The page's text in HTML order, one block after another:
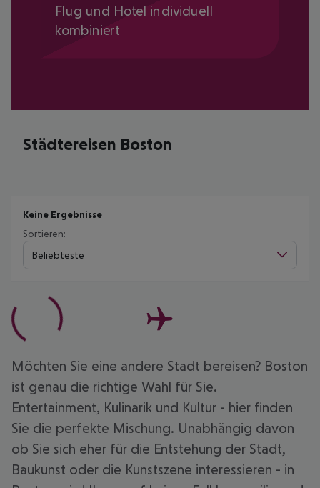
Flug und Hotel individuell
kombiniert
Städtereisen Boston
Keine Ergebnisse
Sortieren:
Beliebteste
Möchten Sie eine andere Stadt bereisen? Boston
ist genau die richtige Wahl für Sie.
Entertainment, Kulinarik und Kultur - hier finden
Sie die perfekte Mischung. Unabhängig davon
ob Sie sich eher für die Entstehung der Stadt,
Baukunst oder die Kunstszene interessieren - in